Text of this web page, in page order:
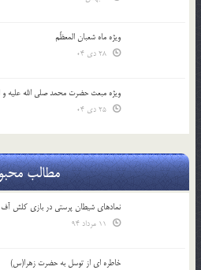
ویژه ماه شعبان المعظّم
ویژه مبعث حضرت محمد صلی الله علیه و
مطالب
نمادهای شیطان پرستی در بازی کلش آف
خاطره ای از توسل به حضرت زهرا(س)